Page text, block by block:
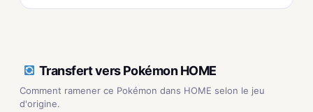
Transfert vers Pokémon HOME
Comment ramener ce Pokémon dans HOME selon le jeu
d'origine.